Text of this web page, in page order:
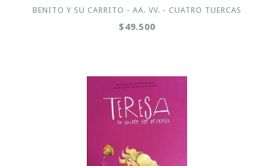
BENITO Y SU CARRITO - AA. VV. - CUATRO TUERCAS
$49.500